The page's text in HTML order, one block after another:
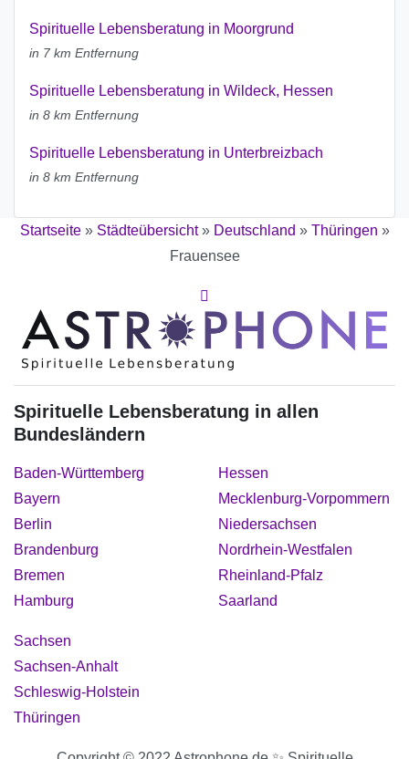
Spirituelle Lebensberatung in Moorgrund
in 7 km Entfernung
Spirituelle Lebensberatung in Wildeck, Hessen
in 8 km Entfernung
Spirituelle Lebensberatung in Unterbreizbach
in 8 km Entfernung
Startseite» Städteübersicht» Deutschland » Thüringen »
Frauensee
Spirituelle Lebensberatung in allen
Bundesländern
Baden-Württemberg
Bayern
Berlin
Brandenburg
Bremen
Hamburg
Hessen
Mecklenburg-Vorpommern
Niedersachsen
Nordrhein-Westfalen
Rheinland-Pfalz
Saarland
Sachsen
Sachsen-Anhalt
Schleswig-Holstein
Thüringen